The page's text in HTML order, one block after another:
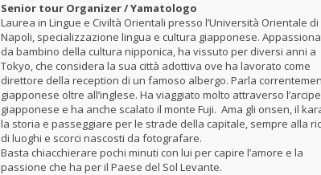
Senior tour Organizer / Yamatologo
Laurea in Lingue e Civiltà Orientali presso l’Università Orientale di
Napoli, specializzazione lingua e cultura giapponese.
da bambino della cultura nipponica, ha vissuto per diversi anni a
Tokyo, che considera la sua città adottiva ove ha lavorato come
direttore della reception di un famoso albergo. Parla
giapponese oltre all’inglese. Ha viaggiato molto attraverso
giapponese e ha anche scalato il monte Fuji. Ama gli onsen, il
la storia e passeggiare per le strade della capitale, sempre alla
di luoghi e scorci nascosti da fotografare.
Basta chiacchierare pochi minuti con lui per capire l’amore e la
passione che ha per il Paese del Sol Levante.